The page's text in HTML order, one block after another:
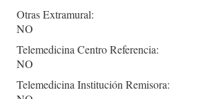
Otras Extramural:
NO
Telemedicina Centro Referencia:
NO
Telemedicina Institución Remisora: